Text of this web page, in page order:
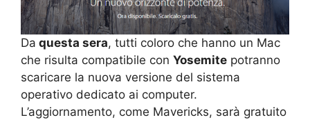
Da questa sera, tutti coloro che hanno un Mac
che risulta compatibile con Yosemite potranno
scaricare la nuova versione del sistema
operativo dedicato ai computer.
L’aggiornamento, come Mavericks, sarà gratuito